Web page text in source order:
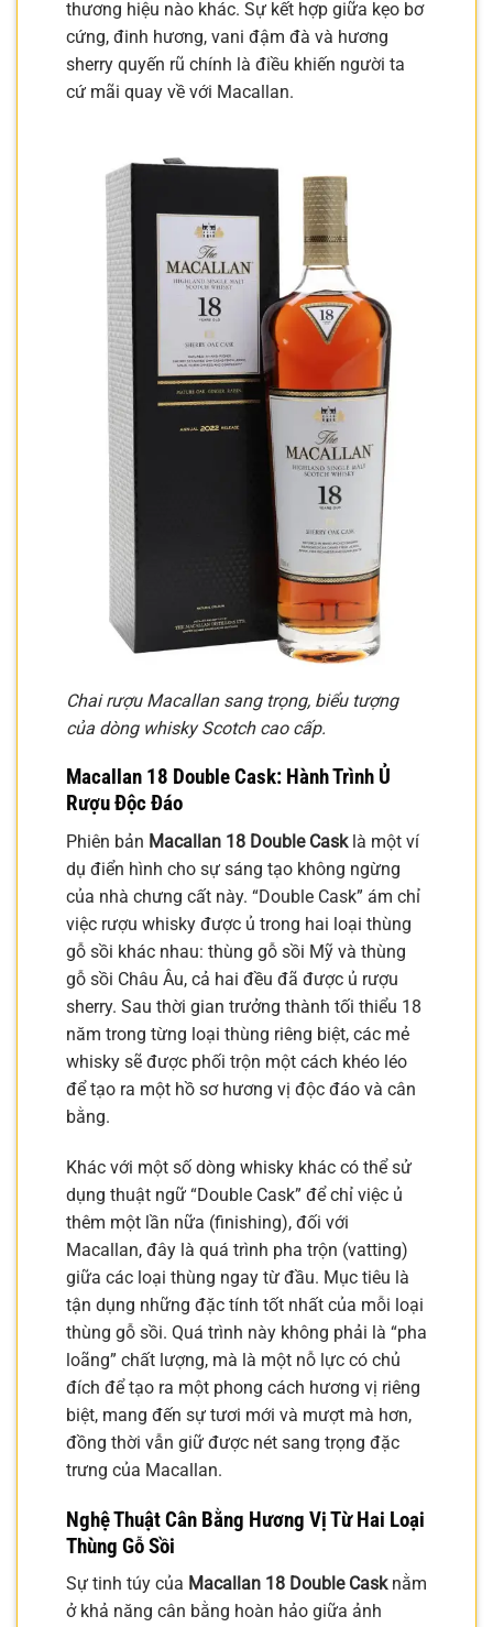
thương hiệu nào khác. Sự kết hợp giữa kẹo bơ
cứng, đinh hương, vani đậm đà và hương
sherry quyến rũ chính là điều khiến người ta
cứ mãi quay về với Macallan.
Chai rượu Macallan sang trọng, biểu tượng
của dòng whisky Scotch cao cấp.
Macallan 18 Double Cask: Hành Trình Ủ
Rượu Độc Đáo
Phiên bản Macallan 18 Double Casklà một ví
dụ điển hình cho sự sáng tạo không ngừng
của nhà chưng cất này. “Double Cask” ám chỉ
việc rượu whisky được ủ trong hai loại thùng
gỗ sồi khác nhau: thùng gỗ sồi Mỹ và thùng
gỗ sồi Châu Âu, cả hai đều đã được ủ rượu
sherry. Sau thời gian trưởng thành tối thiểu 18
năm trong từng loại thùng riêng biệt, các mẻ
whisky sẽ được phối trộn một cách khéo léo
để tạo ra một hồ sơ hương vị độc đáo và cân
bằng.
Khác với một số dòng whisky khác có thể sử
dụng thuật ngữ “Double Cask” để chỉ việc ủ
thêm một lần nữa (finishing), đối với
Macallan, đây là quá trình pha trộn (vatting)
giữa các loại thùng ngay từ đầu. Mục tiêu là
tận dụng những đặc tính tốt nhất của mỗi loại
thùng gỗ sồi. Quá trình này không phải là “pha
loãng” chất lượng, mà là một nỗ lực có chủ
đích để tạo ra một phong cách hương vị riêng
biệt, mang đến sự tươi mới và mượt mà hơn,
đồng thời vẫn giữ được nét sang trọng đặc
trưng của Macallan.
Nghệ Thuật Cân Bằng Hương Vị Từ Hai Loại
Thùng Gỗ Sồi
Sự tinh túy của Macallan 18 Double Casknằm
ở khả năng cân bằng hoàn hảo giữa ảnh